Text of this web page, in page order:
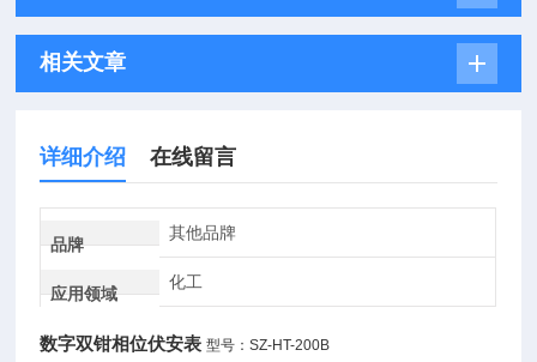
相关文章
详细介绍 在线留言
品牌
其他品牌
应用领域
化工
数字双钳相位伏安表 型号：SZ-HT-200B